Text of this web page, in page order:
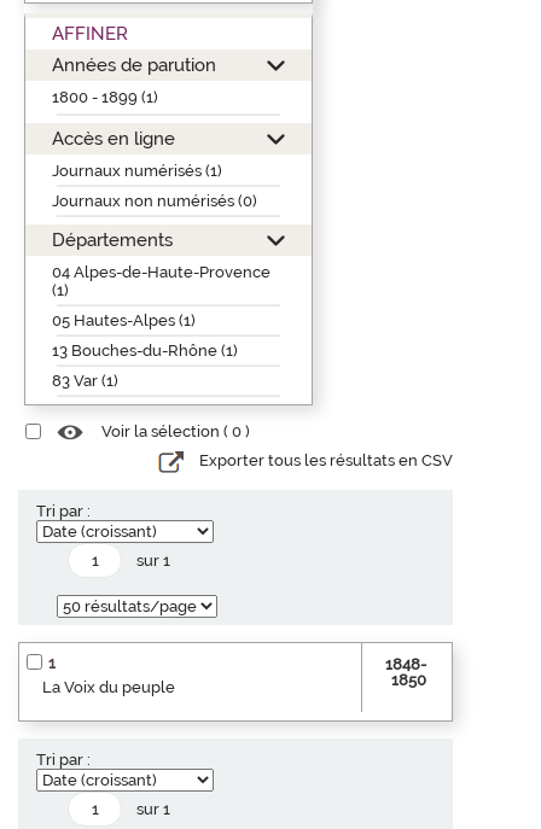
AFFINER
Années de parution
1800 - 1899 (1)
Accès en ligne
Journaux numérisés (1)
Journaux non numérisés (0)
Départements
04 Alpes-de-Haute-Provence
(1)
05 Hautes-Alpes (1)
13 Bouches-du-Rhône (1)
83 Var (1)
Voir la sélection ( 0 )
Exporter tous les résultats en CSV
Tri par :
sur 1
1
La Voix du peuple
1848-
1850
Tri par :
sur 1